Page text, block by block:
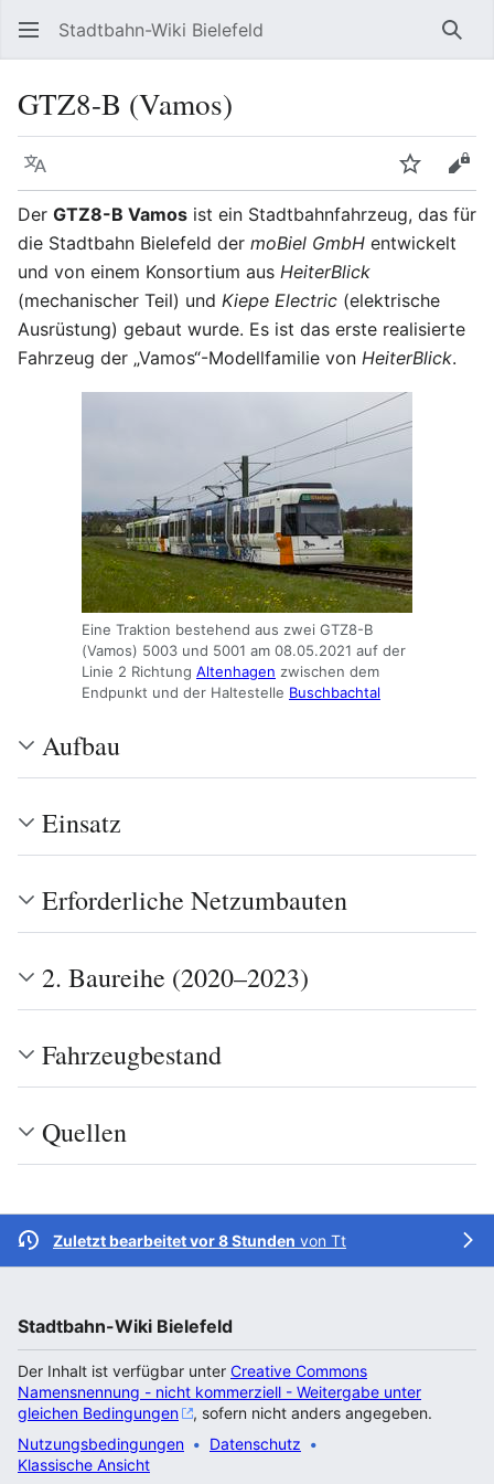
Stadtbahn-Wiki Bielefeld
GTZ8-B (Vamos)
Sprache
Der GTZ8-B Vamos ist ein Stadtbahnfahrzeug, das für
die Stadtbahn Bielefeld der moBiel GmbH entwickelt
und von einem Konsortium aus HeiterBlick
(mechanischer Teil) und Kiepe Electric (elektrische
Ausrüstung) gebaut wurde. Es ist das erste realisierte
Fahrzeug der „Vamos“-Modellfamilie von HeiterBlick.
Eine Traktion bestehend aus zwei GTZ8-B
(Vamos) 5003 und 5001 am 08.05.2021 auf der
Linie 2 Richtung Altenhagen zwischen dem
Endpunkt und der Haltestelle Buschbachtal
Aufbau
Einsatz
Erforderliche Netzumbauten
2. Baureihe (2020–2023)
Fahrzeugbestand
Quellen
Zuletzt bearbeitet vor 8 Stunden von Tt
Stadtbahn-Wiki Bielefeld
Der Inhalt ist verfügbar unter Creative Commons
Namensnennung - nicht kommerziell - Weitergabe unter
gleichen Bedingungen
, sofern nicht anders angegeben.
Datenschutz
Nutzungsbedingungen
Klassische Ansicht